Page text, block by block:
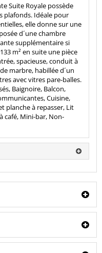
Suite Royale possède
plafonds. Idéale pour
elle donne sur une
d´une chambre
supplémentaire si
m² en suite une pièce
spacieuse, conduit à
marbre, habillée d´un
avec vitres pare-balles.
Baignoire, Balcon,
Cuisine,
planche à repasser, Lit
café, Mini-bar, Non-